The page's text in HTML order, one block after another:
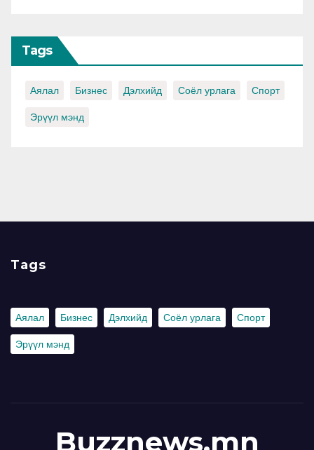
Tags
Аялал Бизнес Дэлхийд Соёл урлага Спорт
Эрүүл мэнд
Tags
Аялал Бизнес Дэлхийд Соёл урлага Спорт
Эрүүл мэнд
Buzznews.mn